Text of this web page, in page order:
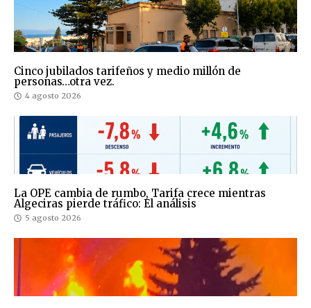
Cinco jubilados tarifeños y medio millón de
personas…otra vez.
4 agosto 2026
La OPE cambia de rumbo, Tarifa crece mientras
Algeciras pierde tráfico: El análisis
5 agosto 2026